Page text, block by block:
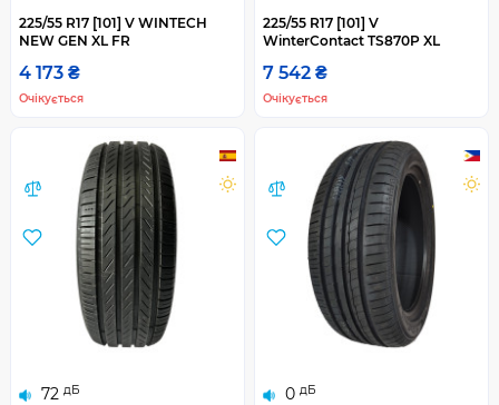
225/55 R17 [101] V WINTECH
NEW GEN XL FR
4 173 ₴
Очікується
225/55 R17 [101] V
WinterContact TS870P XL
7 542 ₴
Очікується
72 дБ 0 дБ